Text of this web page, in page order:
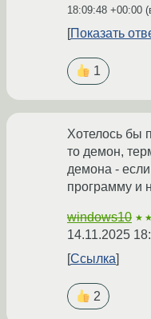
18:09:48 +00:00
Показать
1
Хотелось бы
то демон,
демона -
программу и
windows10
14.11.2025
Ссылка
2